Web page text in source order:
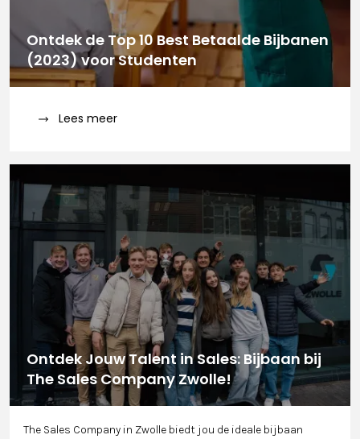
Ontdek de Top 10 Best Betaalde Bijbanen
(2023) voor Studenten
Lees meer
Ontdek Jouw Talent in Sales: Bijbaan bij
The Sales Company Zwolle!
The Sales Company in Zwolle biedt jou de ideale bijbaan